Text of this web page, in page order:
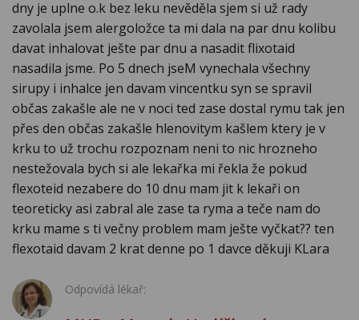
dny je uplne o.k bez leku nevěděla sjem si už rady
zavolala jsem alergoložce ta mi dala na par dnu kolibu
davat inhalovat ješte par dnu a nasadit flixotaid
nasadila jsme. Po 5 dnech jseM vynechala všechny
sirupy i inhalce jen davam vincentku syn se spravil
občas zakašle ale ne v noci ted zase dostal rymu tak jen
přes den občas zakašle hlenovitym kašlem ktery je v
krku to už trochu rozpoznam neni to nic hrozneho
nestežovala bych si ale lekařka mi řekla že pokud
flexoteid nezabere do 10 dnu mam jit k lekaři on
teoreticky asi zabral ale zase ta ryma a teče nam do
krku mame s ti večny problem mam ješte vyčkat?? ten
flexotaid davam 2 krat denne po 1 davce děkuji KLara
Odpovídá lékař: